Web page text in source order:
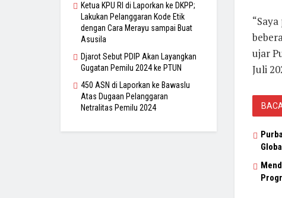
ujar
Juli
Ketua KPU RI di Laporkan ke DKPP;
Lakukan Pelanggaran Kode Etik
dengan Cara Merayu sampai Buat
Asusila
Djarot Sebut PDIP Akan Layangkan
Gugatan Pemilu 2024 ke PTUN
450 ASN di Laporkan ke Bawaslu
Atas Dugaan Pelanggaran
Netralitas Pemilu 2024